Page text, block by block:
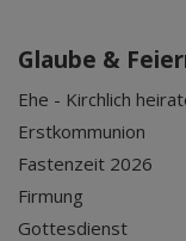
Glaube &
Ehe - Kirchlich
Erstkommunion
Fastenzeit 2026
Firmung
Gottesdienst